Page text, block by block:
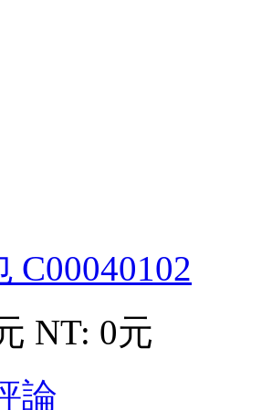
C00040102
NT: 0元
論